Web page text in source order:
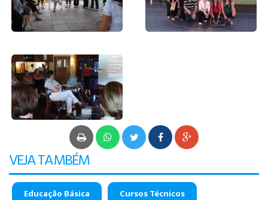
PÓS-GRADUAÇÃO
CURSOS E EVENTOS
VEJA TAMBÉM
Educação Básica Cursos Técnicos